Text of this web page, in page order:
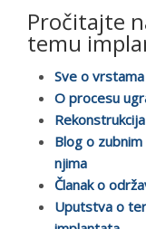
Pročitajte
temu
Sve o
O procesu
Blog o
njima
Članak o
Uputstva o